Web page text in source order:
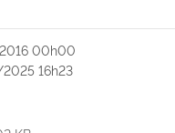
00h00
16h23